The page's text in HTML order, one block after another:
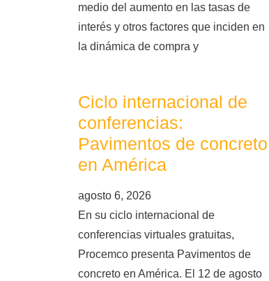
medio del aumento en las tasas de
interés y otros factores que inciden en
la dinámica de compra y
Ciclo internacional de
conferencias:
Pavimentos de concreto
en América
agosto 6, 2026
En su ciclo internacional de
conferencias virtuales gratuitas,
Procemco presenta Pavimentos de
concreto en América. El 12 de agosto